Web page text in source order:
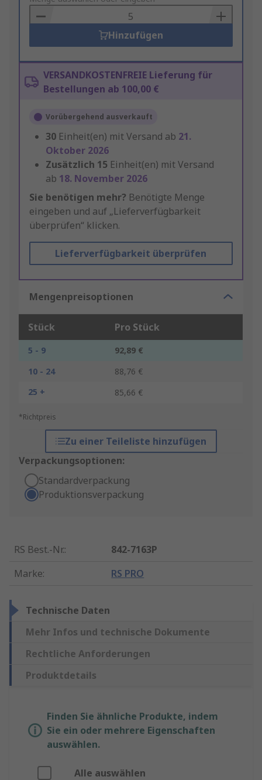
Basket
Hinzufügen
VERSANDKOSTENFREIE Lieferung für
Bestellungen ab 100,00 €
Vorübergehend ausverkauft
30 Einheit(en) mit Versand ab 21.
Oktober 2026
Zusätzlich 15 Einheit(en) mit Versand
ab 18. November 2026
Sie benötigen mehr? Benötigte Menge
eingeben und auf „Lieferverfügbarkeit
überprüfen“ klicken.
Lieferverfügbarkeit überprüfen
Mengenpreisoptionen
Stück Pro Stück
5 - 9
92,89 €
10 - 24
88,76 €
25 +
85,66 €
*Richtpreis
Zu einer Teileliste hinzufügen
Verpackungsoptionen:
Standardverpackung
Produktionsverpackung
RS Best.-Nr.:
842-7163P
Marke: RS PRO
Technische Daten
Mehr Infos und technische Dokumente
Rechtliche Anforderungen
Produktdetails
Finden Sie ähnliche Produkte, indem
Sie ein oder mehrere Eigenschaften
auswählen.
Alle auswählen